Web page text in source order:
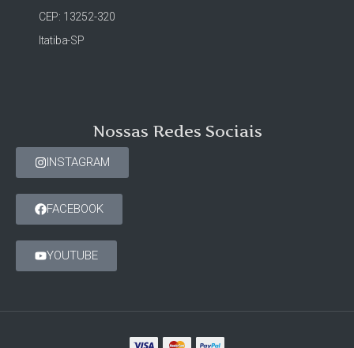
CEP: 13252-320
Itatiba-SP
Nossas Redes Sociais
INSTAGRAM
FACEBOOK
YOUTUBE